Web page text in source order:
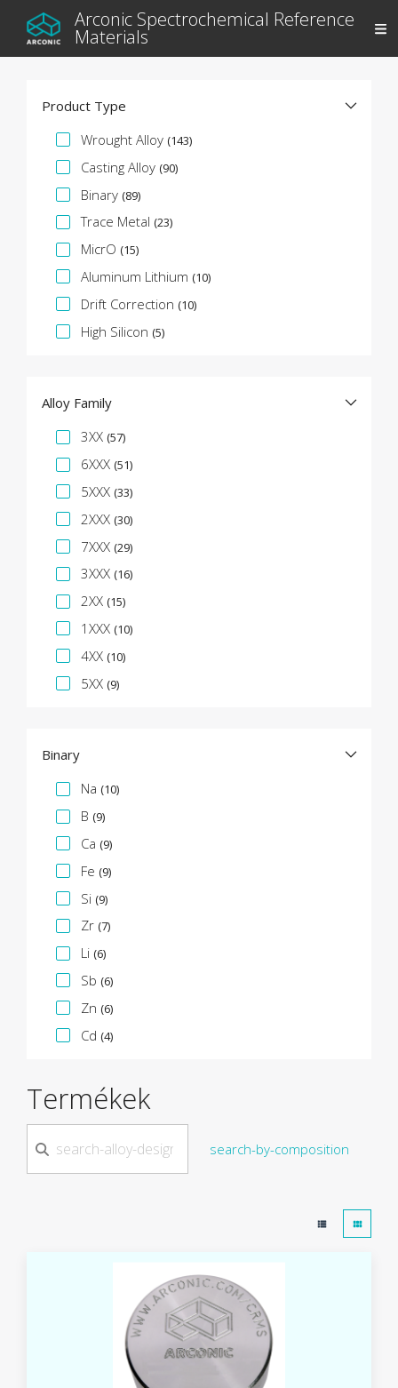
Arconic Spectrochemical Reference
Materials
Product Type
Specifikációs fazetta
Wrought Alloy (143)
Casting Alloy (90)
Binary (89)
Trace Metal (23)
MicrO (15)
Aluminum Lithium (10)
Drift Correction (10)
High Silicon (5)
Alloy Family
Specifikációs fazetta
3XX (57)
6XXX (51)
5XXX (33)
2XXX (30)
7XXX (29)
3XXX (16)
2XX (15)
1XXX (10)
4XX (10)
5XX (9)
Binary
Specifikációs fazetta
Na (10)
B (9)
Ca (9)
Fe (9)
Si (9)
Zr (7)
Li (6)
Sb (6)
Zn (6)
Cd (4)
Termékek
search-by-composition